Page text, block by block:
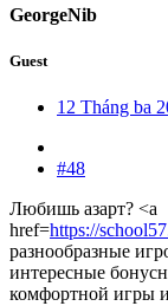
GeorgeNib
Guest
12 Tháng ba
#48
Любишь азарт? <a
href=https://
разнообразные
интересные
комфортной игры